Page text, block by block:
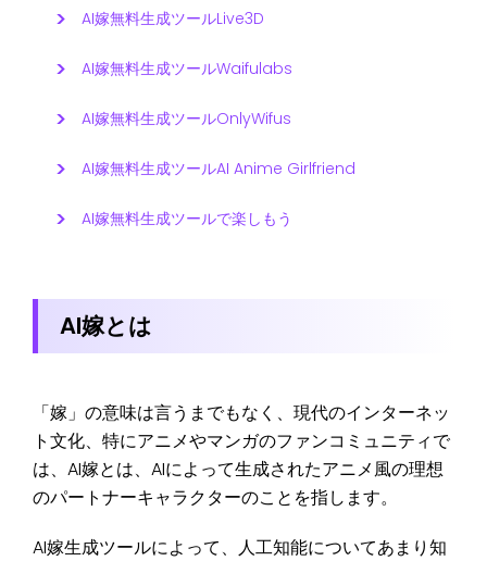
AI嫁無料生成ツールLive3D
AI嫁無料生成ツールWaifulabs
AI嫁無料生成ツールOnlyWifus
AI嫁無料生成ツールAI Anime Girlfriend
AI嫁無料生成ツールで楽しもう
AI嫁とは
「嫁」の意味は言うまでもなく、現代のインターネッ
ト文化、特にアニメやマンガのファンコミュニティで
は、AI嫁とは、AIによって生成されたアニメ風の理想
のパートナーキャラクターのことを指します。
AI嫁生成ツールによって、人工知能についてあまり知